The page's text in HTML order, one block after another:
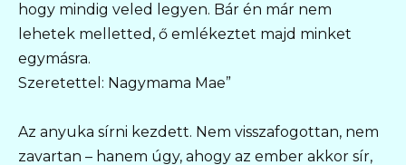
hogy mindig veled legyen. Bár én már nem
lehetek melletted, ő emlékeztet majd minket
egymásra.
Szeretettel: Nagymama Mae”
Az anyuka sírni kezdett. Nem visszafogottan, nem
zavartan – hanem úgy, ahogy az ember akkor sír,